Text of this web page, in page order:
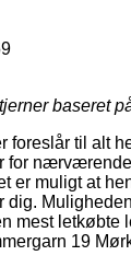
baseret
foreslår til alt
for
er muligt at
dig.
mest letkøbte
19